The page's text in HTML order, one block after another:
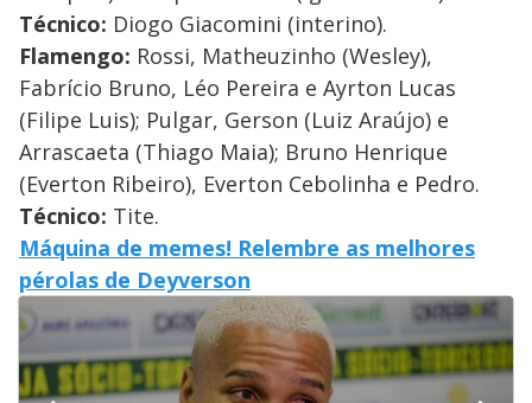
Técnico: Diogo Giacomini (interino).
Flamengo: Rossi, Matheuzinho (Wesley),
Fabrício Bruno, Léo Pereira e Ayrton Lucas
(Filipe Luis); Pulgar, Gerson (Luiz Araújo) e
Arrascaeta (Thiago Maia); Bruno Henrique
(Everton Ribeiro), Everton Cebolinha e Pedro.
Técnico: Tite.
Máquina de memes! Relembre as melhores
pérolas de Deyverson